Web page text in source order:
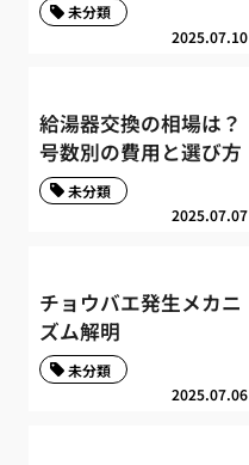
2025.07.10
未分類
給湯器交換の相場は？
号数別の費用と選び方
2025.07.07
未分類
チョウバエ発生メカニ
ズム解明
2025.07.06
未分類